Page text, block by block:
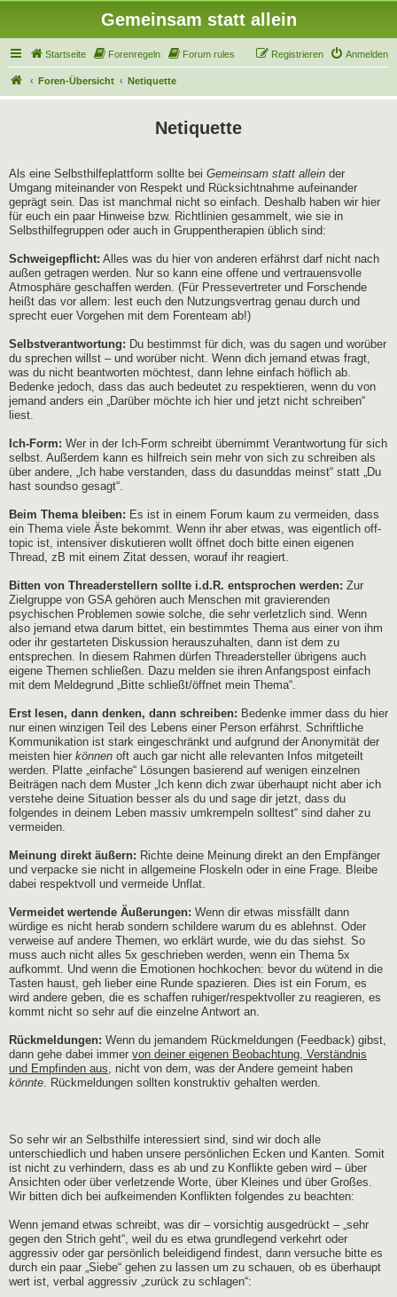
Gemeinsam statt allein
Startseite Forenregeln Forum rules Anmelden
Registrieren
Foren-Übersicht Netiquette
Netiquette
Als eine Selbsthilfeplattform sollte bei Gemeinsam statt allein der
Umgang miteinander von Respekt und Rücksichtnahme aufeinander
geprägt sein. Das ist manchmal nicht so einfach. Deshalb haben wir hier
für euch ein paar Hinweise bzw. Richtlinien gesammelt, wie sie in
Selbsthilfegruppen oder auch in Gruppentherapien üblich sind:
Schweigepflicht: Alles was du hier von anderen erfährst darf nicht nach
außen getragen werden. Nur so kann eine offene und vertrauensvolle
Atmosphäre geschaffen werden. (Für Pressevertreter und Forschende
heißt das vor allem: lest euch den Nutzungsvertrag genau durch und
sprecht euer Vorgehen mit dem Forenteam ab!)
Selbstverantwortung: Du bestimmst für dich, was du sagen und worüber
du sprechen willst – und worüber nicht. Wenn dich jemand etwas fragt,
was du nicht beantworten möchtest, dann lehne einfach höflich ab.
Bedenke jedoch, dass das auch bedeutet zu respektieren, wenn du von
jemand anders ein „Darüber möchte ich hier und jetzt nicht schreiben“
liest.
Ich-Form: Wer in der Ich-Form schreibt übernimmt Verantwortung für sich
selbst. Außerdem kann es hilfreich sein mehr von sich zu schreiben als
über andere, „Ich habe verstanden, dass du dasunddas meinst“ statt „Du
hast soundso gesagt“.
Beim Thema bleiben: Es ist in einem Forum kaum zu vermeiden, dass
ein Thema viele Äste bekommt. Wenn ihr aber etwas, was eigentlich off-
topic ist, intensiver diskutieren wollt öffnet doch bitte einen eigenen
Thread, zB mit einem Zitat dessen, worauf ihr reagiert.
Bitten von Threaderstellern sollte i.d.R. entsprochen werden: Zur
Zielgruppe von GSA gehören auch Menschen mit gravierenden
psychischen Problemen sowie solche, die sehr verletzlich sind. Wenn
also jemand etwa darum bittet, ein bestimmtes Thema aus einer von ihm
oder ihr gestarteten Diskussion herauszuhalten, dann ist dem zu
entsprechen. In diesem Rahmen dürfen Threadersteller übrigens auch
eigene Themen schließen. Dazu melden sie ihren Anfangspost einfach
mit dem Meldegrund „Bitte schließt/öffnet mein Thema“.
Erst lesen, dann denken, dann schreiben: Bedenke immer dass du hier
nur einen winzigen Teil des Lebens einer Person erfährst. Schriftliche
Kommunikation ist stark eingeschränkt und aufgrund der Anonymität der
meisten hier können oft auch gar nicht alle relevanten Infos mitgeteilt
werden. Platte „einfache“ Lösungen basierend auf wenigen einzelnen
Beiträgen nach dem Muster „Ich kenn dich zwar überhaupt nicht aber ich
verstehe deine Situation besser als du und sage dir jetzt, dass du
folgendes in deinem Leben massiv umkrempeln solltest“ sind daher zu
vermeiden.
Meinung direkt äußern: Richte deine Meinung direkt an den Empfänger
und verpacke sie nicht in allgemeine Floskeln oder in eine Frage. Bleibe
dabei respektvoll und vermeide Unflat.
Vermeidet wertende Äußerungen: Wenn dir etwas missfällt dann
würdige es nicht herab sondern schildere warum du es ablehnst. Oder
verweise auf andere Themen, wo erklärt wurde, wie du das siehst. So
muss auch nicht alles 5x geschrieben werden, wenn ein Thema 5x
aufkommt. Und wenn die Emotionen hochkochen: bevor du wütend in die
Tasten haust, geh lieber eine Runde spazieren. Dies ist ein Forum, es
wird andere geben, die es schaffen ruhiger/respektvoller zu reagieren, es
kommt nicht so sehr auf die einzelne Antwort an.
Rückmeldungen: Wenn du jemandem Rückmeldungen (Feedback) gibst,
dann gehe dabei immer von deiner eigenen Beobachtung, Verständnis
und Empfinden aus, nicht von dem, was der Andere gemeint haben
könnte. Rückmeldungen sollten konstruktiv gehalten werden.
So sehr wir an Selbsthilfe interessiert sind, sind wir doch alle
unterschiedlich und haben unsere persönlichen Ecken und Kanten. Somit
ist nicht zu verhindern, dass es ab und zu Konflikte geben wird – über
Ansichten oder über verletzende Worte, über Kleines und über Großes.
Wir bitten dich bei aufkeimenden Konflikten folgendes zu beachten:
Wenn jemand etwas schreibt, was dir – vorsichtig ausgedrückt – „sehr
gegen den Strich geht“, weil du es etwa grundlegend verkehrt oder
aggressiv oder gar persönlich beleidigend findest, dann versuche bitte es
durch ein paar „Siebe“ gehen zu lassen um zu schauen, ob es überhaupt
wert ist, verbal aggressiv „zurück zu schlagen“: